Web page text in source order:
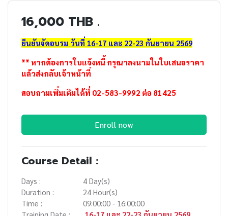
16,000 THB .
ยืนยันจัดอบรม วันที่ 16-17 และ 22-23 กันยายน 2569
** หากต้องการใบแจ้งหนี้ กรุณาลงนามในใบเสนอราคา
แล้วส่งกลับเจ้าหน้าที่
สอบถามเพิ่มเติมได้ที่ 02-583-9992 ต่อ 81425
Enroll now
Course Detail :
Days :
4 Day(s)
Duration :
24 Hour(s)
Time :
09:00:00 - 16:00:00
Training Date :
16-17 และ 22-23 กันยายน 2569